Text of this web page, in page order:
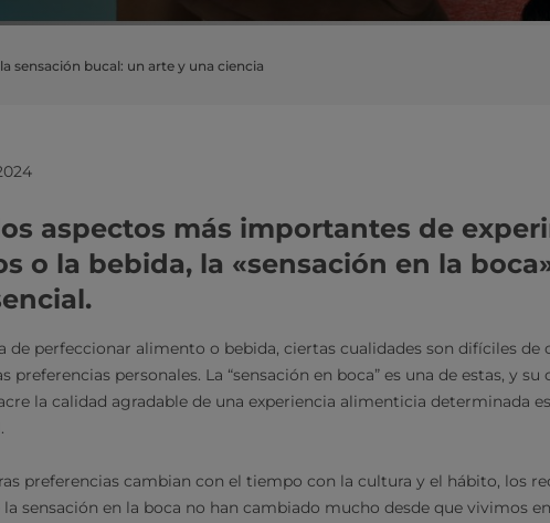
sensación bucal: un arte y una ciencia
aspectos más importantes de
o la bebida, la «sensación en la
de perfeccionar alimento o bebida, ciertas cualidades son difíciles de
preferencias personales. La “sensación en boca” es una de estas, y
la calidad agradable de una experiencia alimenticia determinada
preferencias cambian con el tiempo con la cultura y el hábito, los
sensación en la boca no han cambiado mucho desde que vivimos